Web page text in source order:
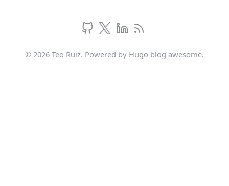
© 2026 Teo Ruiz. Powered by Hugo blog awesome.